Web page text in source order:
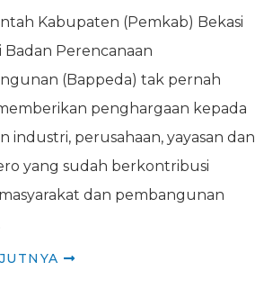
Kabupaten (Pemkab) Bekasi
Badan Perencanaan
(Bappeda) tak pernah
penghargaan kepada
industri, perusahaan, yayasan dan
yang sudah berkontribusi
dan pembangunan